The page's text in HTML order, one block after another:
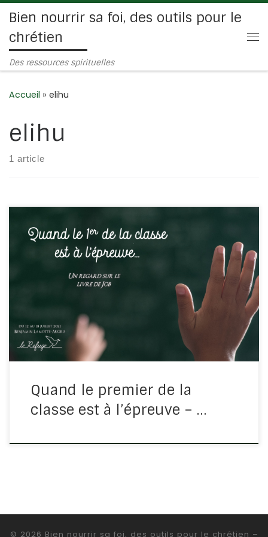
Passer au contenu
Bien nourrir sa foi, des outils pour le
chrétien
Des ressources spirituelles
Accueil » elihu
elihu
1 article
Job coche toutes les cases et son bulletin de notes est
très bon. Mais un défi se lève au conseil de classe entre
le directeur (l’Eternel) et le professeur méchant
(Satan)…le premier de la classe va être […]
Quand le premier de la
classe est à l’épreuve – …
© 2026 Bien nourrir sa foi, des outils pour le chrétien –